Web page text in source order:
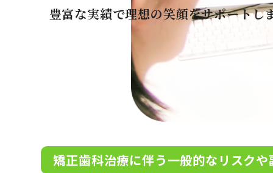
豊富な実績で理想の笑顔をサポートし
矯正歯科治療に伴う一般的なリスク